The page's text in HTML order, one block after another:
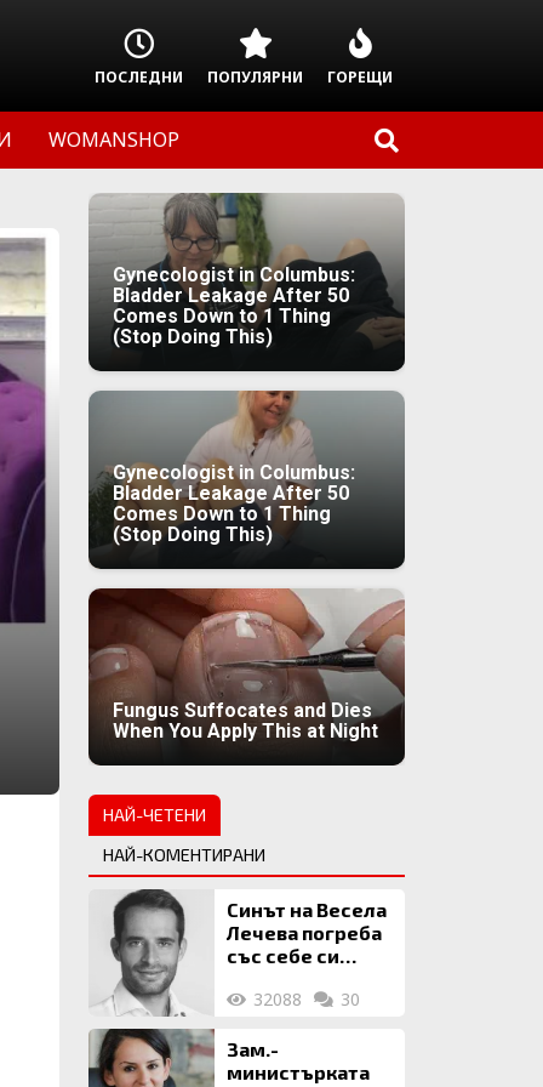
ПОСЛЕДНИ ПОПУЛЯРНИ ГОРЕЩИ
WOMANSHOP
Gynecologist in Columbus:
Bladder Leakage After 50
Comes Down to 1 Thing
(Stop Doing This)
Gynecologist in Columbus:
Bladder Leakage After 50
Comes Down to 1 Thing
(Stop Doing This)
Fungus Suffocates and Dies
When You Apply This at Night
НАЙ-ЧЕТЕНИ
НАЙ-КОМЕНТИРАНИ
Синът на Весела
Лечева погреба
със себе си
млн. евро
32088 30
Зам.-
министърката